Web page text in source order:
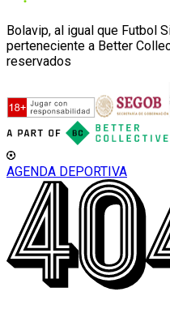
Bolavip, al igual que Futbol
perteneciente a Better
reservados
AGENDA DEPORTIVA